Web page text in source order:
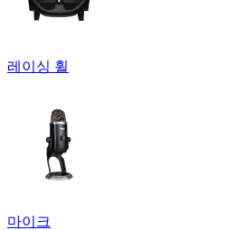
레이싱 휠
마이크